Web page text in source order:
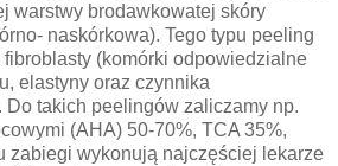
warstwy brodawkowatej skóry
naskórkowa). Tego typu peeling
fibroblasty (komórki odpowiedzialne
elastyny oraz czynnika
takich peelingów zaliczamy np.
(AHA) 50-70%, TCA 35%,
zabiegi wykonują najczęściej lekarze